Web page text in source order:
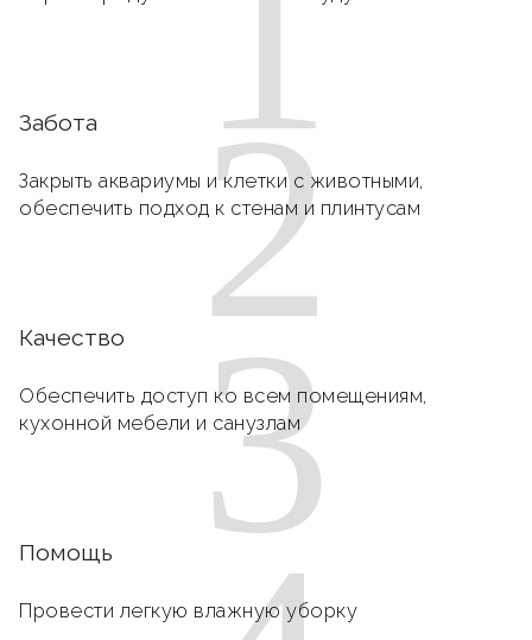
2
Забота
Закрыть аквариумы и клетки с животными,
обеспечить подход к стенам и плинтусам
3
Качество
Обеспечить доступ ко всем помещениям,
кухонной мебели и санузлам
Помощь
Провести легкую влажную уборку